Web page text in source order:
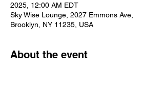
2025, 12:00 AM EDT
Sky Wise Lounge, 2027 Emmons Ave,
Brooklyn, NY 11235, USA
About the event